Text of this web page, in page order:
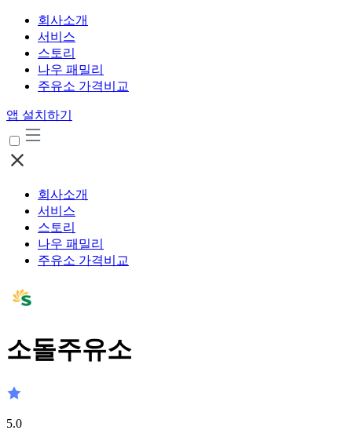
회사소개
서비스
스토리
나우 패밀리
주유소 가격비교
앱 설치하기
회사소개
서비스
스토리
나우 패밀리
주유소 가격비교
소돌주유소
5.0